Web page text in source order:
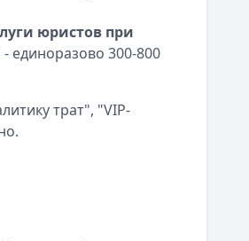
юристов при
- единоразово 300-800
трат", "VIP-